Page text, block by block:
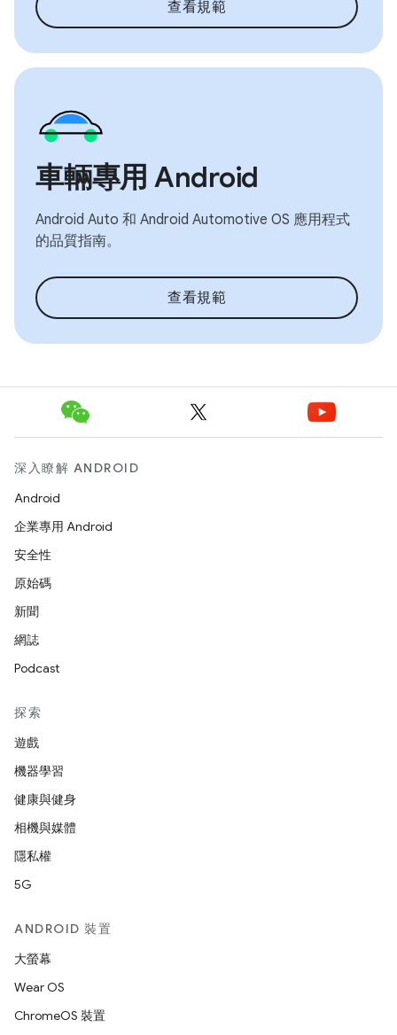
查看規範
車輛專用 Android
Android Auto 和 Android Automotive OS 應用程式
的品質指南。
查看規範
深入瞭解 ANDROID
Android
企業專用 Android
安全性
原始碼
新聞
網誌
Podcast
探索
遊戲
機器學習
健康與健身
相機與媒體
隱私權
5G
ANDROID 裝置
大螢幕
Wear OS
ChromeOS 裝置